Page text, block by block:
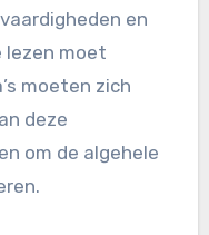
en
lezen moet
moeten zich
deze
om de algehele